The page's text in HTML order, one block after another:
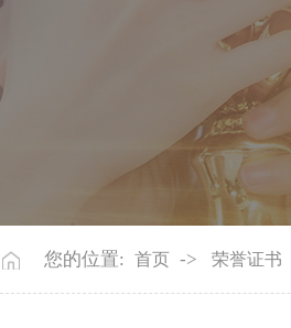
您的位置: 首页 -> 荣誉证书